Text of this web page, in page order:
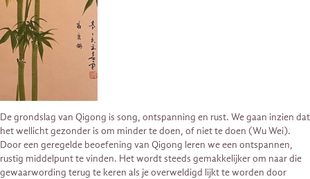
De grondslag van Qigong is song, ontspanning en rust. We gaan inzien dat
het wellicht gezonder is om minder te doen, of niet te doen (Wu Wei).
Door een geregelde beoefening van Qigong leren we een ontspannen,
rustig middelpunt te vinden. Het wordt steeds gemakkelijker om naar die
gewaarwording terug te keren als je overweldigd lijkt te worden door